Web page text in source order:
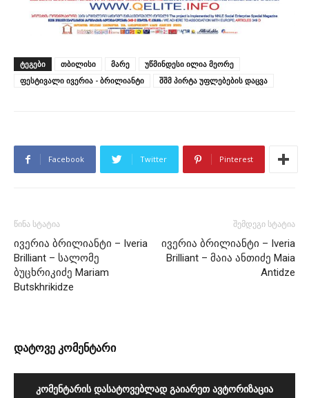
ᲢᲔᲒᲔᲑᲘ თბილისი მარე
უწმინდესი ილია მეორე
ფესტივალი ივერია - ბრილიანტი
შშმ პირტა უფლებების დაცვა
Facebook Twitter Pinterest
წინა სტატია
ივერია ბრილიანტი – Iveria
Brilliant – სალომე
ბუცხრიკიძე Mariam
Butskhrikidze
შემდეგი სტატია
ივერია ბრილიანტი – Iveria
Brilliant – მაია ანთიძე Maia
Antidze
დატოვე კომენტარი
ᲙᲝᲛᲔᲜᲢᲐᲠᲘᲡ ᲓᲐᲡᲐᲢᲝᲕᲔᲑᲚᲐᲓ ᲒᲐᲘᲐᲠᲔᲗ ᲐᲕᲢᲝᲠᲘᲖᲐᲪᲘᲐ